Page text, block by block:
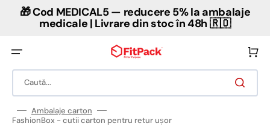
conținut🎁 Cod MEDICAL5 — reducere 5% la ambalaje
medicale | Livrare din stoc în 48h 🇷🇴
Caută...
Coș
Ambalaje carton
FashionBox - cutii carton pentru retur ușor